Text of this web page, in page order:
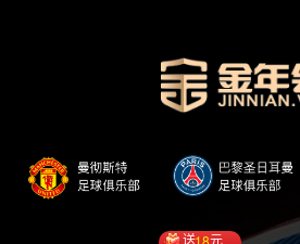
送18元